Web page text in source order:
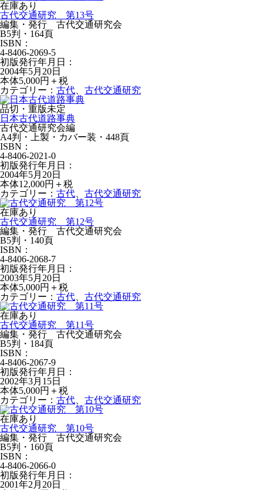
在庫あり
古代交通研究 第13号
編集・発行 古代交通研究会
B5判・164頁
ISBN：
4-8406-2069-5
初版発行年月日：
2004年5月20日
本体5,000円＋税
カテゴリー： 古代
古代交通研究
品切・重版未定
日本古代道路事典
古代交通研究会編
A4判・上製・カバー装・448頁
ISBN：
4-8406-2021-0
初版発行年月日：
2004年5月20日
本体12,000円＋税
カテゴリー： 古代
古代交通研究
在庫あり
古代交通研究 第12号
編集・発行 古代交通研究会
B5判・140頁
ISBN：
4-8406-2068-7
初版発行年月日：
2003年5月20日
本体5,000円＋税
カテゴリー： 古代
古代交通研究
在庫あり
古代交通研究 第11号
編集・発行 古代交通研究会
B5判・184頁
ISBN：
4-8406-2067-9
初版発行年月日：
2002年3月15日
本体5,000円＋税
カテゴリー： 古代
古代交通研究
在庫あり
古代交通研究 第10号
編集・発行 古代交通研究会
B5判・160頁
ISBN：
4-8406-2066-0
初版発行年月日：
2001年2月20日